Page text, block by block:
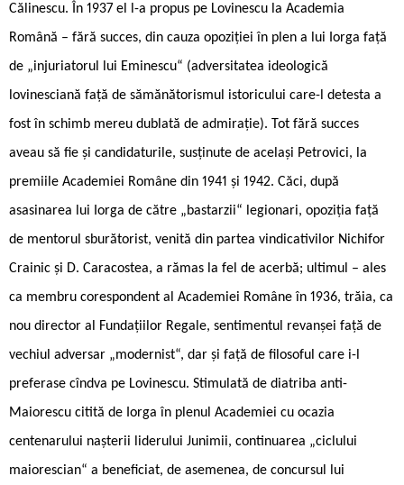
Călinescu. În 1937 el l-a propus pe Lovinescu la Academia
Română – fără succes, din cauza opoziției în plen a lui Iorga față
de „injuriatorul lui Eminescu“ (adversitatea ideologică
lovinesciană față de sămănătorismul istoricului care-l detesta a
fost în schimb mereu dublată de admirație). Tot fără succes
aveau să fie și candidaturile, susținute de același Petrovici, la
premiile Academiei Române din 1941 și 1942. Căci, după
asasinarea lui Iorga de către „bastarzii“ legionari, opoziția față
de mentorul sburătorist, venită din partea vindicativilor Nichifor
Crainic și D. Caracostea, a rămas la fel de acerbă; ultimul – ales
ca membru corespondent al Academiei Române în 1936, trăia, ca
nou director al Fundațiilor Regale, sentimentul revanșei față de
vechiul adversar „modernist“, dar și față de filosoful care i-l
preferase cîndva pe Lovinescu. Stimulată de diatriba anti-
Maiorescu citită de Iorga în plenul Academiei cu ocazia
centenarului nașterii liderului Junimii, continuarea „ciclului
maiorescian“ a beneficiat, de asemenea, de concursul lui